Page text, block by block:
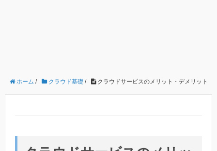
ホーム / クラウド基礎 / クラウドサービスのメリット・デメリット